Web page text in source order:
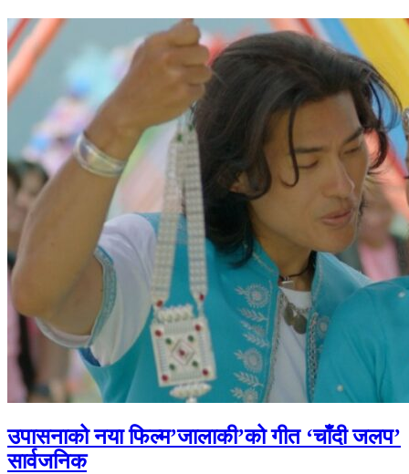
उपासनाको नया फिल्म’जालाकी’को गीत ‘चाँदी जलप’
सार्वजनिक